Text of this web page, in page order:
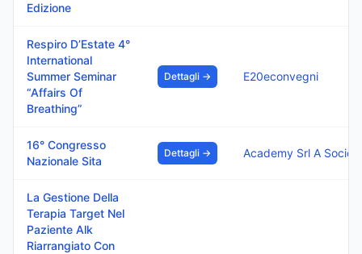
Edizione
Respiro D’Estate 4°
International
Summer Seminar
“Affairs Of
Breathing”
Dettagli → E20econvegni
16° Congresso
Nazionale Sita
Dettagli →
La Gestione Della
Terapia Target Nel
Paziente Alk
Riarrangiato Con